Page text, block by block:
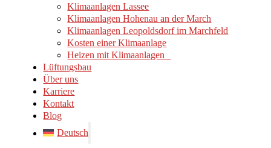
Klimaanlagen Lassee
Klimaanlagen Hohenau an der March
Klimaanlagen Leopoldsdorf im Marchfeld
Kosten einer Klimaanlage
Heizen mit Klimaanlagen
Lüftungsbau
Über uns
Karriere
Kontakt
Blog
Deutsch